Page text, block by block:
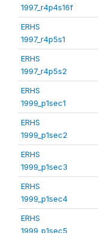
1997_r4p4s16f
ERHS
1997_r4p5s1
ERHS
1997_r4p5s2
ERHS
1999_p1sec1
ERHS
1999_p1sec2
ERHS
1999_p1sec3
ERHS
1999_p1sec4
ERHS
1999_p1sec5